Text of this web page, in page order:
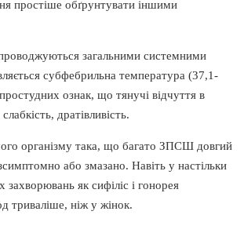
простіше обґрунтувати іншими
загальними системними
субфебрильна температура (37,1-
ознак, що тянучі відчуття в
дратівливість.
організму така, що багато ЗПСШ довгий
або змазано. Навіть у настільки
захворювань як сифіліс і гонорея
триваліше, ніж у жінок.